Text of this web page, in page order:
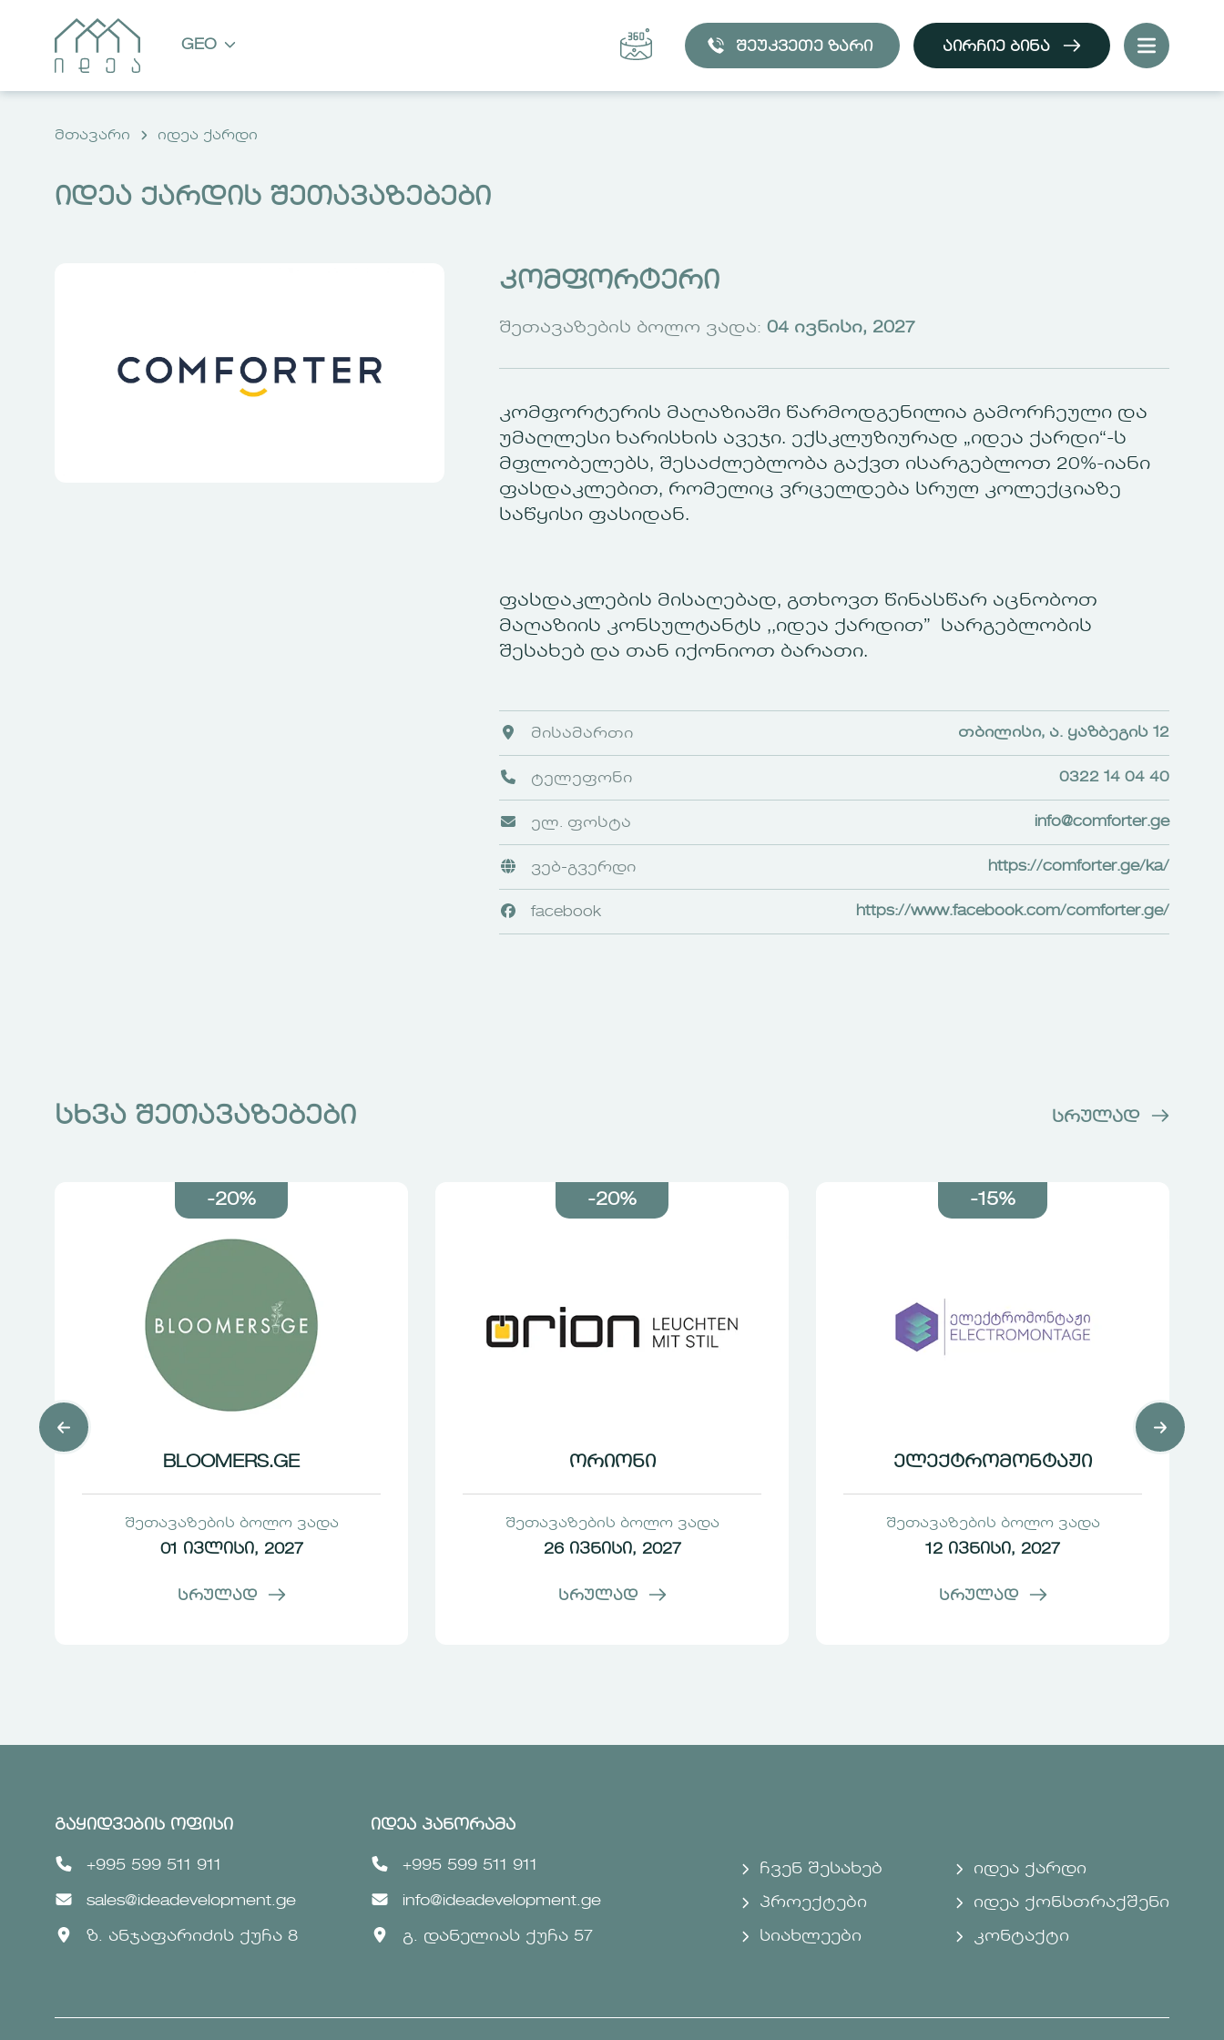
GEO შეუკვეთე ზარი ᲐᲘᲠᲩᲘᲔ ᲑᲘᲜᲐ
მთავარი იდეა ქარდი
იდეა ქარდის შეთავაზებები
კომფორტერი
შეთავაზების ბოლო ვადა:04 ივნისი, 2027
კომფორტერის მაღაზიაში წარმოდგენილია გამორჩეული და
უმაღლესი ხარისხის ავეჯი. ექსკლუზიურად „იდეა ქარდი“-ს
მფლობელებს, შესაძლებლობა გაქვთ ისარგებლოთ 20%-იანი
ფასდაკლებით, რომელიც ვრცელდება სრულ კოლექციაზე
საწყისი ფასიდან.
ფასდაკლების მისაღებად, გთხოვთ წინასწარ აცნობოთ
მაღაზიის კონსულტანტს ,,იდეა ქარდით” სარგებლობის
შესახებ და თან იქონიოთ ბარათი.
მისამართი თბილისი, ა. ყაზბეგის 12
ტელეფონი 0322 14 04 40
ელ. ფოსტა info@comforter.ge
ვებ-გვერდი https://comforter.ge/ka/
facebook https://www.facebook.com/comforter.ge/
სხვა შეთავაზებები სრულად
-20%
BLOOMERS.GE
შეთავაზების ბოლო ვადა
01 ივლისი, 2027
სრულად
-20%
ორიონი
შეთავაზების ბოლო ვადა
26 ივნისი, 2027
სრულად
-15%
ელექტრომონტაჟი
შეთავაზების ბოლო ვადა
12 ივნისი, 2027
სრულად
გაყიდვების ოფისი
+995 599 511 911
sales@ideadevelopment.ge
ზ. ანჯაფარიძის ქუჩა 8
იდეა პანორამა
+995 599 511 911
info@ideadevelopment.ge
გ. დანელიას ქუჩა 57
ჩვენ შესახებ
პროექტები
სიახლეები
იდეა ქარდი
იდეა ქონსთრაქშენი
კონტაქტი